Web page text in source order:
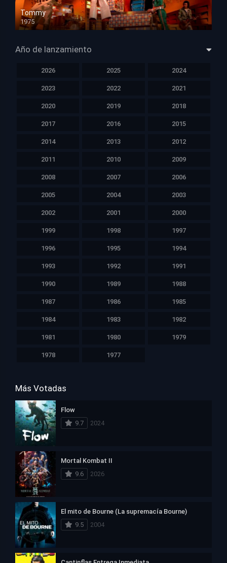
Tommy
1975
HD 1080p
Año de lanzamiento
2026 2025 2024
2023 2022 2021
2020 2019 2018
2017 2016 2015
2014 2013 2012
2011 2010 2009
2008 2007 2006
2005 2004 2003
2002 2001 2000
1999 1998 1997
1996 1995 1994
1993 1992 1991
1990 1989 1988
1987 1986 1985
1984 1983 1982
1981 1980 1979
1978 1977
Más Votadas
Flow
9.7
2024
Mortal Kombat II
9.6
2026
El mito de Bourne (La supremacía Bourne)
9.5
2004